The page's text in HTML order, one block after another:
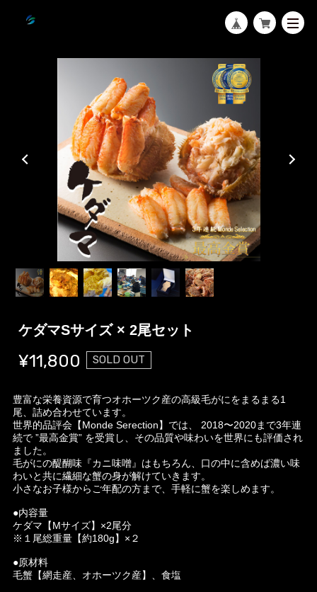
ケダマSサイズ × 2尾セット
¥11,800 SOLD OUT
豊富な栄養資源で育つオホーツク産の高級毛がにをまるまる1
尾、詰め合わせています。
世界的品評会【Monde Serection】では、 2018〜2020まで3年連
続で ”最高金賞” を受賞し、その品質や味わいを世界にも評価され
ました。
毛がにの醍醐味『カニ味噌』はもちろん、口の中に含めば濃い味
わいと共に繊細な蟹の身が解けていきます。
小さなお子様からご年配の方まで、手軽に蟹を楽しめます。
●内容量
ケダマ【Mサイズ】×2尾分
※１尾総重量【約180g】×２
●原材料
毛蟹【網走産、オホーツク産】、食塩